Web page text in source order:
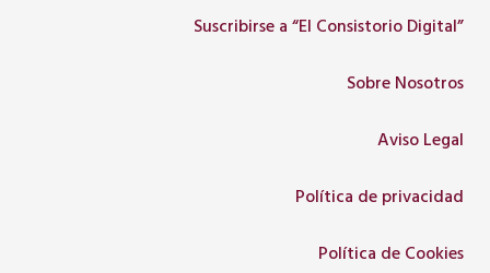
Suscribirse a “El Consistorio Digital”
Sobre Nosotros
Aviso Legal
Política de privacidad
Política de Cookies